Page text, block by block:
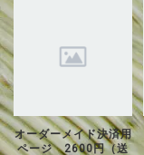
オーダーメイド決済用
ページ 2600円（送